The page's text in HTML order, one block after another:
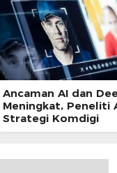
Ancaman AI dan
Meningkat, Peneliti
Strategi Komdigi